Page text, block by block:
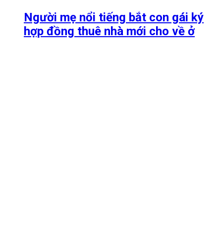
Người mẹ nổi tiếng bắt con gái ký
hợp đồng thuê nhà mới cho về ở